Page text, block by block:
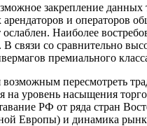
закрепление
и операторов
Наиболее
связи со сравнительно
премиального
возможным пересмотреть
на уровень насыщения
РФ от ряда стран
Европы) и динамика